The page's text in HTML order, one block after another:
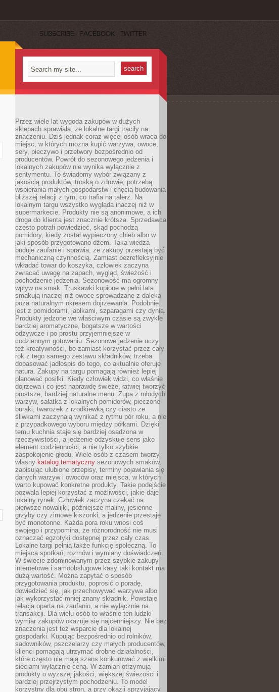
SUBSCRIBE FACEBOOK TWITTER
Przez wiele lat wygoda zakupów w dużych
sklepach sprawiała, że lokalne targi traciły na
znaczeniu. Dziś jednak coraz więcej osób wraca do
miejsc, w których można kupić warzywa, owoce,
sery, pieczywo i przetwory bezpośrednio od
producentów. Powrót do sezonowego jedzenia i
lokalnych zakupów nie wynika wyłącznie z
sentymentu. To świadomy wybór związany z
jakością produktów, troską o zdrowie, potrzebą
wspierania małych gospodarstw i chęcią budowania
bliższej relacji z tym, co trafia na talerz. Na
lokalnym targu wszystko wygląda inaczej niż w
supermarkecie. Produkty nie są anonimowe, a ich
droga do klienta jest znacznie krótsza. Sprzedawca
często potrafi powiedzieć, skąd pochodzą
pomidory, kiedy został wypieczony chleb albo w
jaki sposób przygotowano dżem. Taka wiedza
buduje zaufanie i sprawia, że zakupy przestają być
mechaniczną czynnością. Zamiast bezrefleksyjnie
wkładać towar do koszyka, człowiek zaczyna
zwracać uwagę na zapach, wygląd, świeżość i
pochodzenie jedzenia. Sezonowość ma ogromny
wpływ na smak. Truskawki kupione w pełni lata
smakują inaczej niż owoce sprowadzane z daleka
poza naturalnym okresem dojrzewania. Podobnie
jest z pomidorami, jabłkami, szparagami czy dynią.
Produkty jedzone we właściwym czasie są zwykle
bardziej aromatyczne, bogatsze w wartości
odżywcze i po prostu przyjemniejsze w
codziennym gotowaniu. Sezonowe jedzenie uczy
też kreatywności, bo zamiast korzystać przez cały
rok z tego samego zestawu składników, trzeba
dopasować jadłospis do tego, co aktualnie oferuje
natura. Zakupy na targu pomagają również lepiej
planować posiłki. Kiedy człowiek widzi, co właśnie
dojrzewa i co jest naprawdę świeże, łatwiej tworzyć
prostsze, bardziej naturalne menu. Zupa z młodych
warzyw, sałatka z lokalnych pomidorów, pieczone
buraki, twarożek z rzodkiewką czy ciasto ze
śliwkami zaczynają wynikać z rytmu pór roku, a nie
z przypadkowego wyboru między półkami. Dzięki
temu kuchnia staje się bardziej osadzona w
rzeczywistości, a jedzenie odzyskuje sens jako
element codzienności, a nie tylko szybkie
zaspokojenie głodu. Wiele osób z czasem tworzy
własny katalog tematyczny sezonowych smaków,
zapisując ulubione przepisy, terminy pojawiania się
danych warzyw i owoców oraz miejsca, w których
warto kupować konkretne produkty. Takie podejście
pozwala lepiej korzystać z możliwości, jakie daje
lokalny rynek. Człowiek zaczyna czekać na
pierwsze nowalijki, późniejsze maliny, jesienne
grzyby czy zimowe kiszonki, a jedzenie przestaje
być monotonne. Każda pora roku wnosi coś
swojego i przypomina, że różnorodność nie musi
oznaczać egzotyki dostępnej przez cały czas.
Lokalne targi pełnią także funkcję społeczną. To
miejsca spotkań, rozmów i wymiany doświadczeń.
W świecie zdominowanym przez szybkie zakupy
internetowe i samoobsługowe kasy taki kontakt ma
dużą wartość. Można zapytać o sposób
przygotowania produktu, poprosić o poradę,
dowiedzieć się, jak przechowywać warzywa albo
jak wykorzystać mniej znany składnik. Powstaje
relacja oparta na zaufaniu, a nie wyłącznie na
transakcji. Dla wielu osób to właśnie ten ludzki
wymiar zakupów okazuje się najcenniejszy. Nie bez
znaczenia jest też wsparcie dla lokalnej
gospodarki. Kupując bezpośrednio od rolników,
sadowników, pszczelarzy czy małych producentów,
klienci pomagają utrzymać drobne działalności,
które często nie mają szans konkurować z wielkimi
sieciami wyłącznie ceną. W zamian otrzymują
produkty o wyższej jakości, większej świeżości i
bardziej przejrzystym pochodzeniu. To model
korzystny dla obu stron, a przy okazji sprzyjający